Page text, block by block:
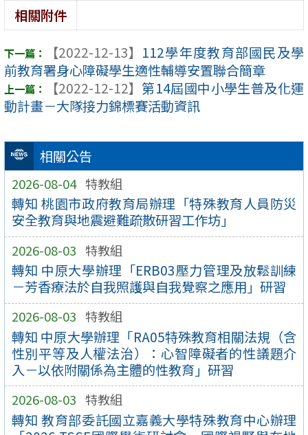
相關公告
2026-08-04 特教組
轉知 桃園市政府教育局辦理「特殊教育人員防災
安全教育與地震避難疏散研習工作坊」
2026-08-03 特教組
轉知 中原大學辦理「ERB03壓力管理及放鬆訓練
－芳香療法於自我照護與自我覺察之應用」研習
2026-08-03 特教組
轉知 中原大學辦理「RA05特殊教育相關法規（含
性別平等及人權法治）：心智障礙者的性議題介
入－以依附關係為主體的性教育」研習
2026-08-03 特教組
轉知 教育部委託國立嘉義大學特殊教育中心辦理
相關附件
【2022-12-13】 112學年度教育部國民及學
前教育署身心障礙學生適性輔導安置聯合簡章
【2022-12-12】 第14屆國中小學生普及化運
動計畫－大隊接力錦標賽活動資訊